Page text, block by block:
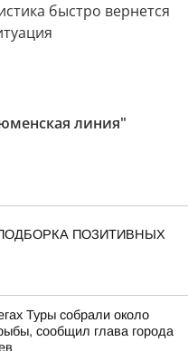
быстро вернется
линия"
ПОДБОРКА ПОЗИТИВНЫХ
Туры собрали около
сообщил глава города